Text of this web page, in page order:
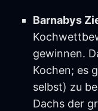
Barnabys
gewinnen.
Kochen; es
selbst) zu
Dachs der